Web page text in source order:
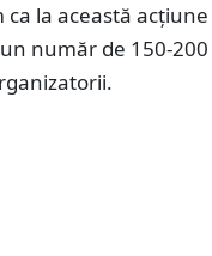
la această
număr de 150-